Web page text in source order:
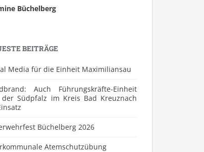
Büchelberg
BEITRÄGE
Media für die Einheit Maximiliansau
Auch Führungskräfte-Einheit
Südpfalz im Kreis Bad Kreuznach
Büchelberg 2026
Atemschutzübung